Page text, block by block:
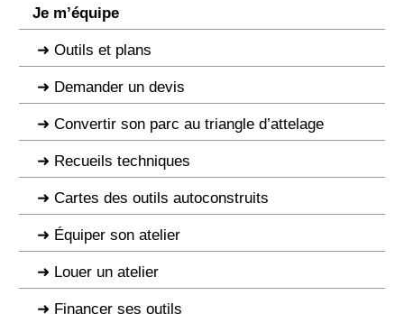
Je m’équipe
Outils et plans
Demander un devis
Convertir son parc au triangle d’attelage
Recueils techniques
Cartes des outils autoconstruits
Équiper son atelier
Louer un atelier
Financer ses outils